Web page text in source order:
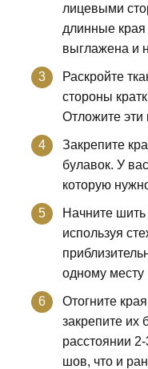
лицевыми
длинные края
выглажена и
Раскройте
стороны
Отложите эти
Закрепите
булавок. У
которую
Начните шить
используя
одному месту
Отогните
закрепите их
расстоянии
шов, что и